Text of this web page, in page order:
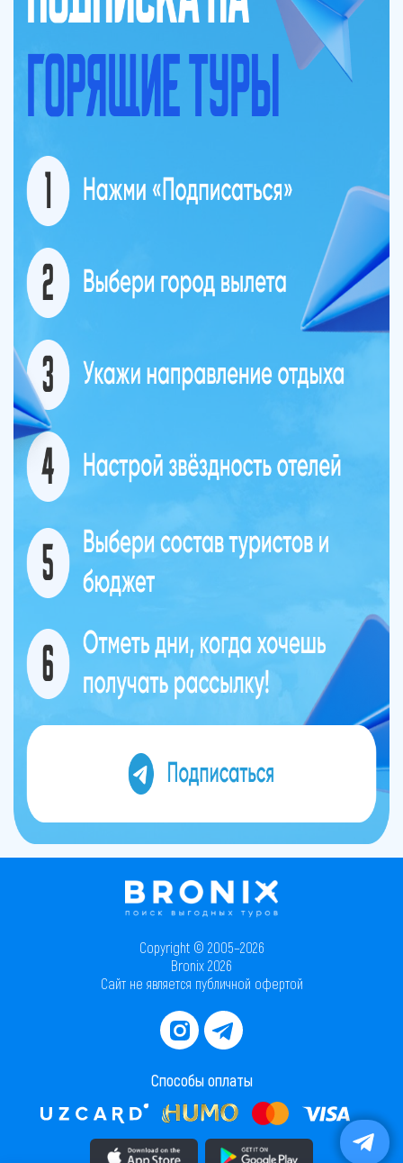
Copyright © 2005–2026
Bronix 2026
Сайт не является публичной офертой
Способы оплаты
Скачать приложение в AppStore Скачать приложение в PlayMarket